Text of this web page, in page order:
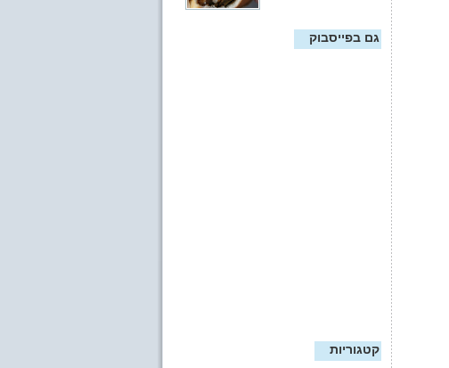
גם בפייסבוק
קטגוריות